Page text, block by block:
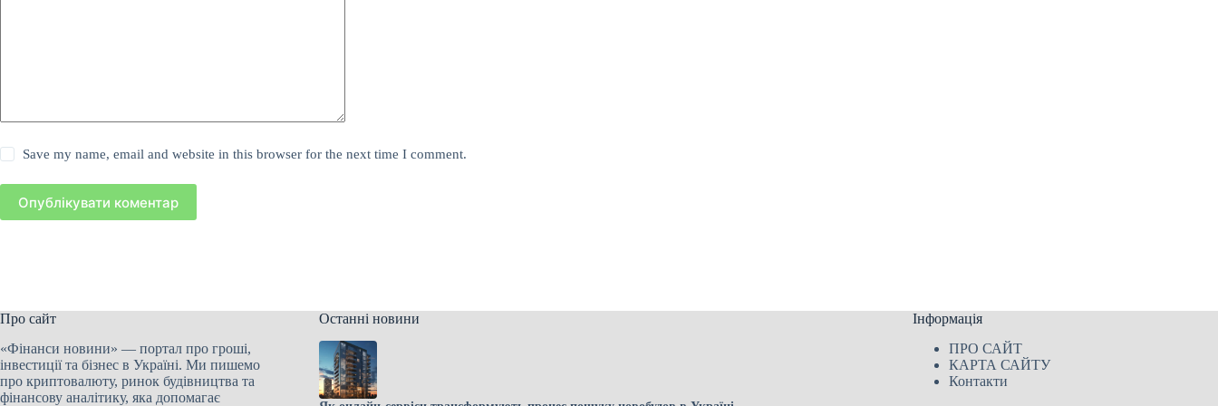
Save my name, email and website in this browser for the next time I comment.
Опублікувати коментар
Про сайт
«Фінанси новини» — портал про гроші,
інвестиції та бізнес в Україні. Ми пишемо
про криптовалюту, ринок будівництва та
фінансову аналітику, яка допомагає
Останні новини
Інформація
ПРО САЙТ
КАРТА САЙТУ
Контакти